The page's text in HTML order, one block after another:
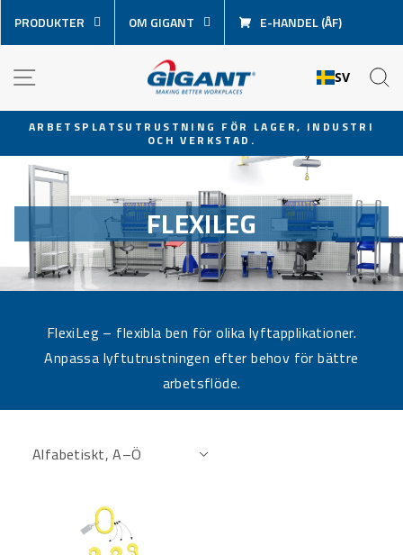
över
innehåll
PRODUKTER OM GIGANT E-HANDEL (ÅF)
SV
Pausa
bildspel
ARBETSPLATSUTRUSTNING FÖR LAGER, INDUSTRI
OCH VERKSTAD.
FLEXILEG
FlexiLeg – flexibla ben för olika lyftapplikationer.
Anpassa lyftutrustningen efter behov för bättre
arbetsflöde.